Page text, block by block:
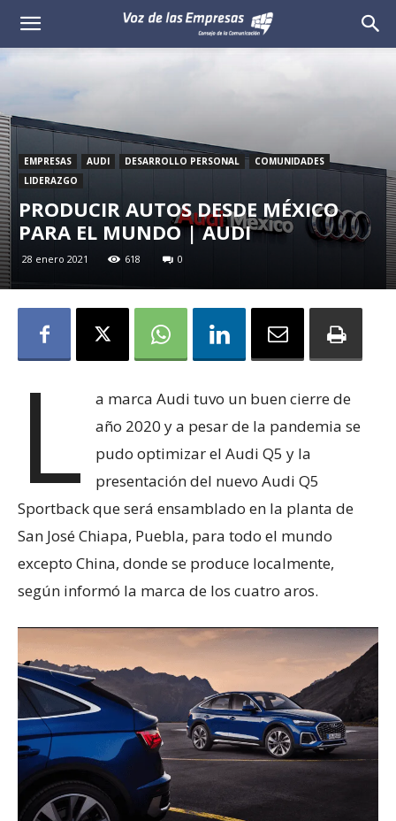
Voz
de
Empresas
EMPRESAS AUDI DESARROLLO PERSONAL
COMUNIDADES
LIDERAZGO
PRODUCIR AUTOS DESDE MÉXICO
PARA EL MUNDO | AUDI
28 enero 2021 618 0
L
a marca Audi tuvo un buen cierre de
año 2020 y a pesar de la pandemia se
pudo optimizar el Audi Q5 y la
presentación del nuevo Audi Q5
Sportback que será ensamblado en la planta de
San José Chiapa, Puebla, para todo el mundo
excepto China, donde se produce localmente,
según informó la marca de los cuatro aros.